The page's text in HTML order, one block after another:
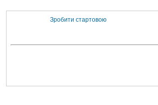
Зробити стартовою